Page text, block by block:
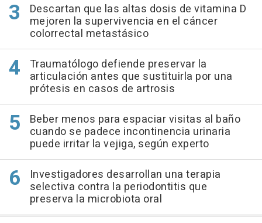
Descartan que las altas dosis de vitamina D
mejoren la supervivencia en el cáncer
colorrectal metastásico
Traumatólogo defiende preservar la
articulación antes que sustituirla por una
prótesis en casos de artrosis
Beber menos para espaciar visitas al baño
cuando se padece incontinencia urinaria
puede irritar la vejiga, según experto
Investigadores desarrollan una terapia
selectiva contra la periodontitis que
preserva la microbiota oral